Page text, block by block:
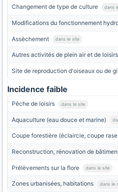
Changement de type de culture dans
Modifications du fonctionnement
Assèchement dans le site
Autres activités de plein air et de loisirs
Site de reproduction d'oiseaux ou de
Incidence faible
Pêche de loisirs dans le site
Aquaculture (eau douce et marine)
Coupe forestière (éclaircie, coupe
Reconstruction, rénovation de
Prélèvements sur la flore dans le site
Zones urbanisées, habitations dans le